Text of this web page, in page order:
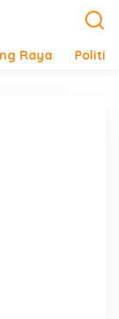
Raya Politik